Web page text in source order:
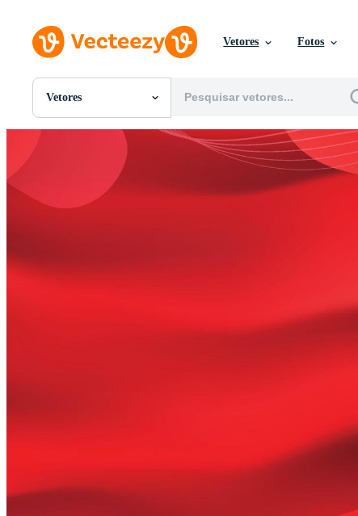
Vetores Fotos
Vetores
Todas Imagens
Modelos